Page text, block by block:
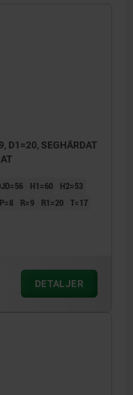
D1=20, SEGHÄRDAT
H1=60
H2=53
P=8 R=9 R1=20 T=17
DETALJER